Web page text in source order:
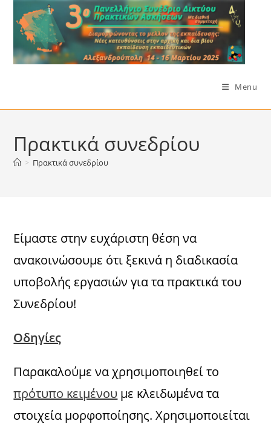
content
Menu
Πρακτικά συνεδρίου
> Πρακτικά συνεδρίου
Είμαστε στην ευχάριστη θέση να
ανακοινώσουμε ότι ξεκινά η διαδικασία
υποβολής εργασιών για τα πρακτικά του
Συνεδρίου!
Οδηγίες
Παρακαλούμε να χρησιμοποιηθεί το
πρότυπο κειμένου με κλειδωμένα τα
στοιχεία μορφοποίησης. Χρησιμοποιείται